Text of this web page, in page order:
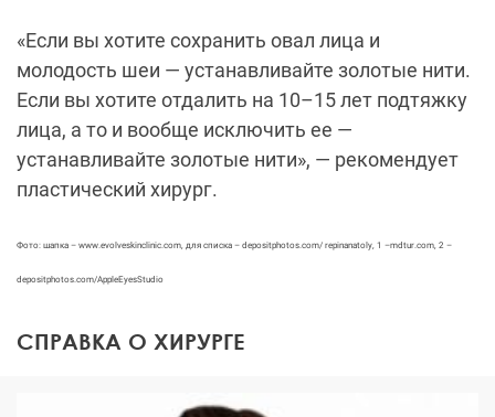
«Если вы хотите сохранить овал лица и
молодость шеи — устанавливайте золотые нити.
Если вы хотите отдалить на 10–15 лет подтяжку
лица, а то и вообще исключить ее —
устанавливайте золотые нити», — рекомендует
пластический хирург.
Фото: шапка – www.evolveskinclinic.com, для списка – depositphotos.com/ repinanatoly, 1 –mdtur.com, 2 –
depositphotos.com/AppleEyesStudio
СПРАВКА О ХИРУРГЕ